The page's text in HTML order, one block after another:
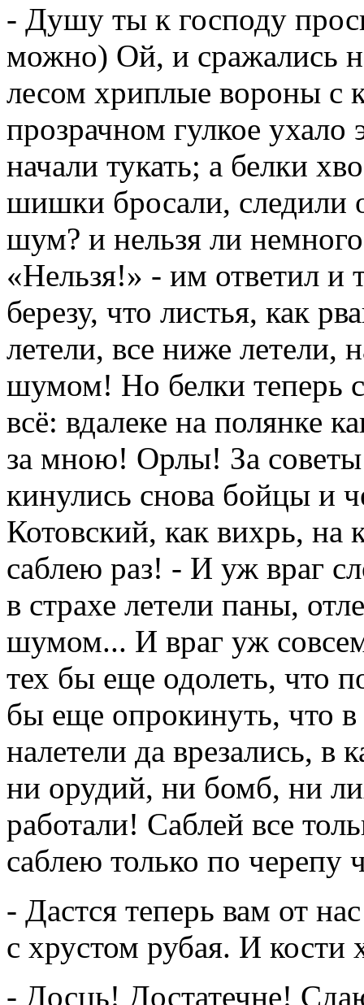
- Душу ты к господу
можно) Ой, и сражались
лесом хриплые вороны с
прозрачном гулкое ухало
начали тукать; а белки
шишки бросали, следили
шум? и нельзя ли
«Нельзя!» - им ответил и
березу, что листья, как
летели, все ниже летели,
шумом! Но белки теперь
всё: вдалеке на полянке
за мною! Орлы! За
кинулись снова бойцы и
Котовский, как вихрь, на
саблею раз! - И уж враг
в страхе летели паны,
шумом... И враг уж
тех бы еще одолеть, что
бы еще опрокинуть, что в
налетели да врезались,
ни орудий, ни бомб, ни
работали! Саблей все
саблею только по черепу
- Дастся теперь вам от
с хрустом рубая. И
- Досць! Достатечне!